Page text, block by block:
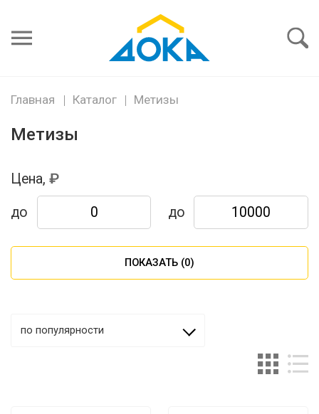
пароль
Главная Каталог Метизы
Метизы
Цена,
до до
ПОКАЗАТЬ (0)
по популярности